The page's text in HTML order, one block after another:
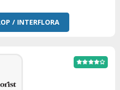
/ INTERFLORA